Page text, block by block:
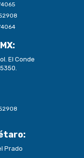
El Conde
Prado